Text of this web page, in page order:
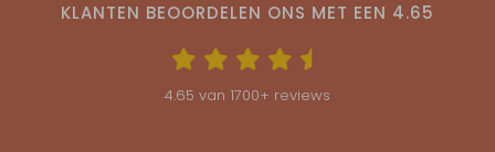
KLANTEN BEOORDELEN ONS MET EEN 4.65
4.65 van 1700+ reviews